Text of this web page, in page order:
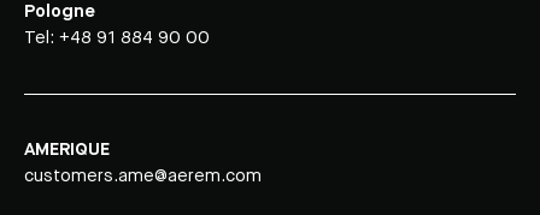
Pologne
Tel: +48 91 884 90 00
AMERIQUE
customers.ame@aerem.com